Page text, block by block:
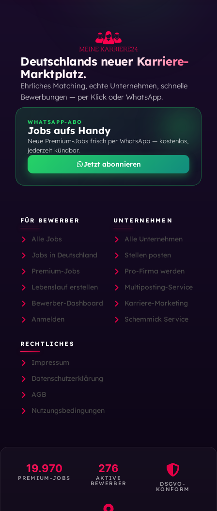
Deutschlands neuer Karriere-
Marktplatz.
Ehrliches Matching, echte Unternehmen, schnelle
Bewerbungen — per Klick oder WhatsApp.
WHATSAPP-ABO
Jobs aufs Handy
Neue Premium-Jobs frisch per WhatsApp — kostenlos,
jederzeit kündbar.
Jetzt abonnieren
FÜR BEWERBER
Alle Jobs
Jobs in Deutschland
Premium-Jobs
Lebenslauf erstellen
Bewerber-Dashboard
Anmelden
UNTERNEHMEN
Alle Unternehmen
Stellen posten
Pro-Firma werden
Multiposting-Service
Karriere-Marketing
Schemmick Service
RECHTLICHES
Impressum
Datenschutzerklärung
AGB
Nutzungsbedingungen
19.970
PREMIUM-JOBS
276
AKTIVE
BEWERBER DSGVO-
KONFORM